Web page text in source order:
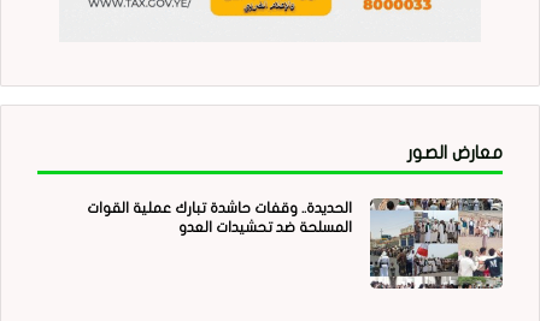
معارض الصور
الحديدة.. وقفات حاشدة تبارك عملية القوات
المسلحة ضد تحشيدات العدو